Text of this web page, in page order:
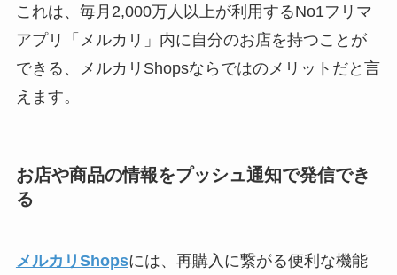
これは、毎月2,000万人以上が利用するNo1フリマ
アプリ「メルカリ」内に自分のお店を持つことが
できる、メルカリShopsならではのメリットだと言
えます。
お店や商品の情報をプッシュ通知で発信でき
る
メルカリShopsには、再購入に繋がる便利な機能